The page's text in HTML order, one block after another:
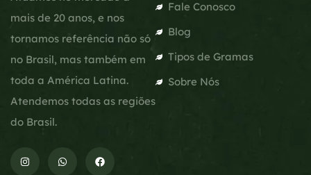
mais de 20 anos, e nos
tornamos referência não só
no Brasil, mas também em
toda a América Latina.
Atendemos todas as regiões
do Brasil.
Fale Conosco
Blog
Tipos de Gramas
Sobre Nós